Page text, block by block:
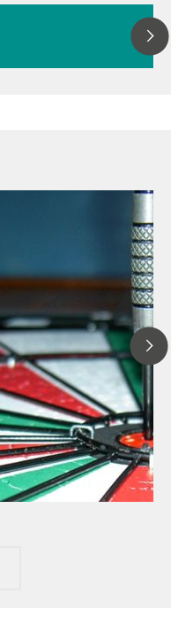
2024年8月
【コラム】
サンプルハ
適化